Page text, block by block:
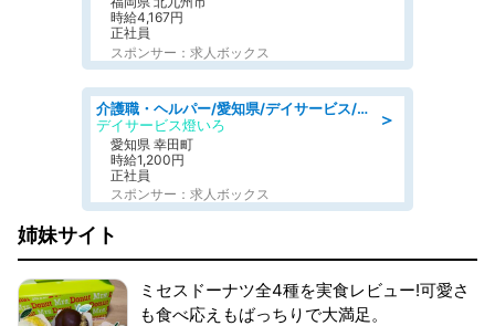
時給4,167円
正社員
スポンサー：求人ボックス
＞
介護職・ヘルパー/愛知県/デイサービス/JR東海道本線 幸田/額田郡幸田町
デイサービス燈いろ
愛知県 幸田町
時給1,200円
正社員
スポンサー：求人ボックス
姉妹サイト
ミセスドーナツ全4種を実食レビュー!可愛さ
も食べ応えもばっちりで大満足。